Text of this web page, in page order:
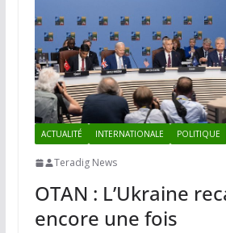
ACTUALITÉ INTERNATIONALE POLITIQUE
Teradig News
OTAN : L’Ukraine
encore une fois